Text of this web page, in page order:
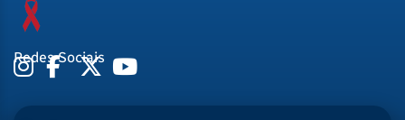
Redes Sociais